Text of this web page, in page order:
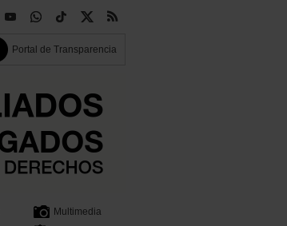
Portal de Transparencia
Multimedia